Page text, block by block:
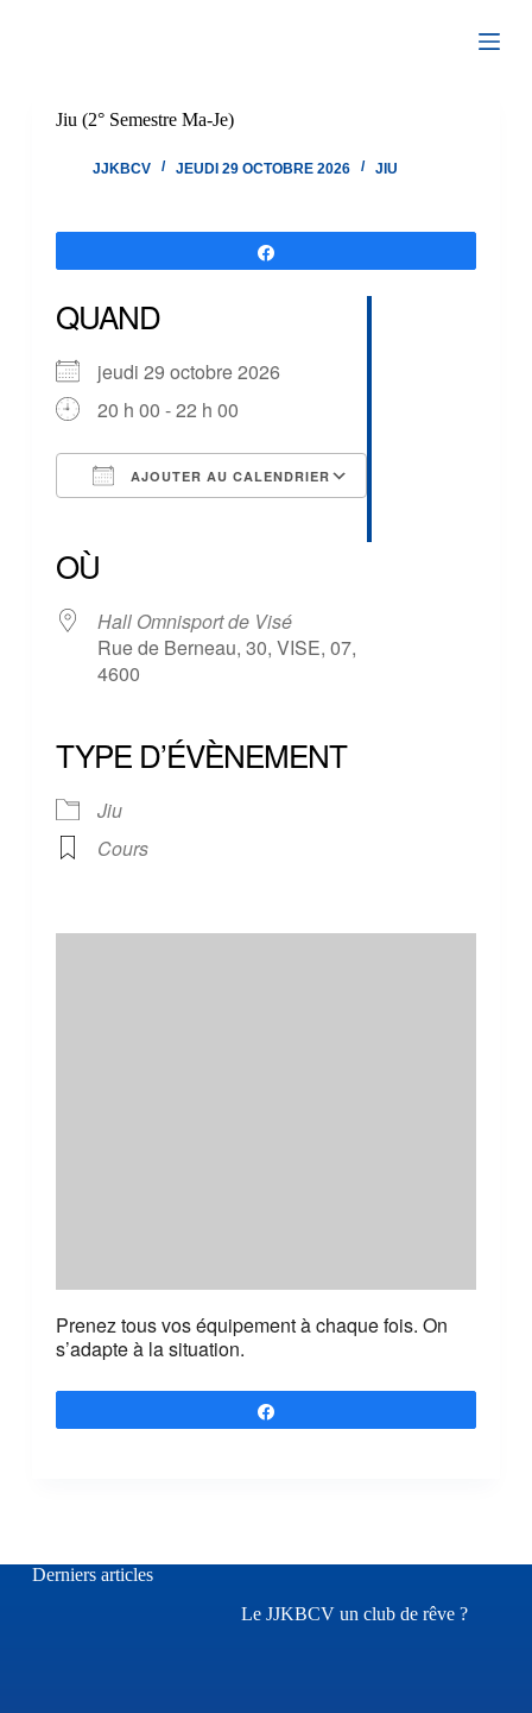
Jiu (2° Semestre Ma-Je)
JJKBCV JEUDI 29 OCTOBRE 2026 JIU
QUAND
jeudi 29 octobre 2026
20 h 00 - 22 h 00
AJOUTER AU CALENDRIER
OÙ
Hall Omnisport de Visé
Rue de Berneau, 30, VISE, 07,
4600
TYPE D’ÉVÈNEMENT
Jiu
Cours
Prenez tous vos équipement à chaque fois. On
s’adapte à la situation.
Derniers articles
Le JJKBCV un club de rêve ?